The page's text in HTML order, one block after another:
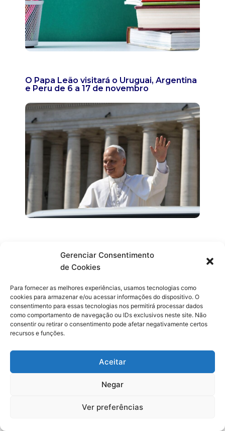
Gerenciar Consentimento
de Cookies
Para fornecer as melhores experiências, usamos tecnologias como
cookies para armazenar e/ou acessar informações do dispositivo. O
consentimento para essas tecnologias nos permitirá processar dados
como comportamento de navegação ou IDs exclusivos neste site. Não
consentir ou retirar o consentimento pode afetar negativamente certos
recursos e funções.
Aceitar
Negar
Ver preferências
O Papa Leão visitará o Uruguai, Argentina
e Peru de 6 a 17 de novembro
como candidato a vice-presidente e
destaca trajetória de combate ao crime,
à corrupção e de defesa dos